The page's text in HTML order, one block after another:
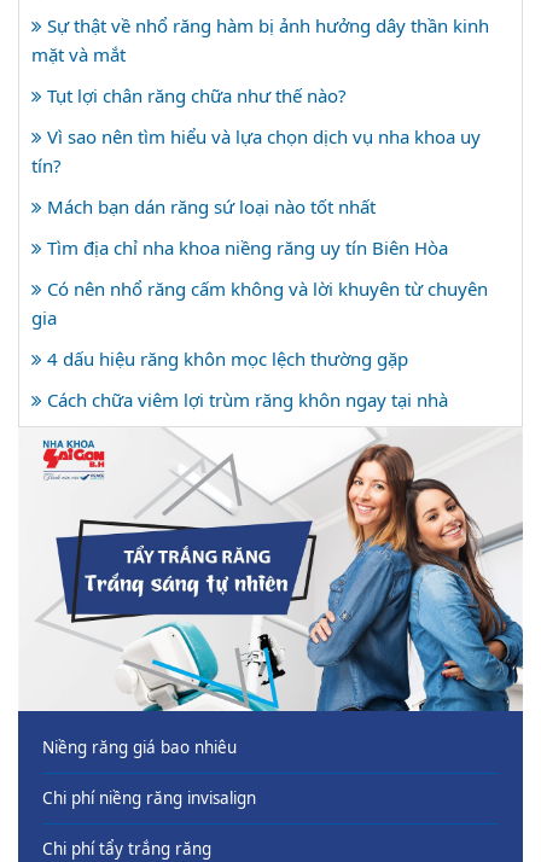
Sự thật về nhổ răng hàm bị ảnh hưởng dây thần kinh
mặt và mắt
Tụt lợi chân răng chữa như thế nào?
Vì sao nên tìm hiểu và lựa chọn dịch vụ nha khoa uy
tín?
Mách bạn dán răng sứ loại nào tốt nhất
Tìm địa chỉ nha khoa niềng răng uy tín Biên Hòa
Có nên nhổ răng cấm không và lời khuyên từ chuyên
gia
4 dấu hiệu răng khôn mọc lệch thường gặp
Cách chữa viêm lợi trùm răng khôn ngay tại nhà
Niềng răng giá bao nhiêu
Chi phí niềng răng invisalign
Chi phí tẩy trắng răng